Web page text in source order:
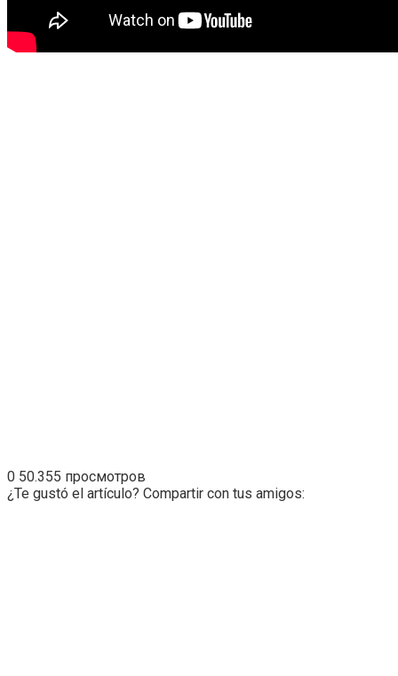
0 50.355 просмотров
¿Te gustó el artículo? Compartir con tus amigos: